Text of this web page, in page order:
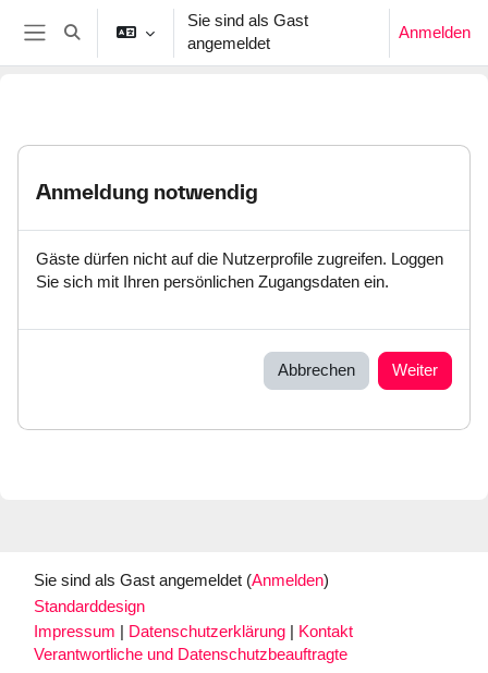
Zum Hauptinhalt
Website-Übersicht
Sucheingabe umschalten
Sie sind als Gast
angemeldet
Anmelden
Anmeldung notwendig
Gäste dürfen nicht auf die Nutzerprofile zugreifen. Loggen
Sie sich mit Ihren persönlichen Zugangsdaten ein.
Abbrechen Weiter
Sie sind als Gast angemeldet (Anmelden)
Standarddesign
Impressum
Datenschutzerklärung
Kontakt
Verantwortliche und Datenschutzbeauftragte